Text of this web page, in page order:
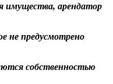
имущества, арендатор
не предусмотрено
собственностью